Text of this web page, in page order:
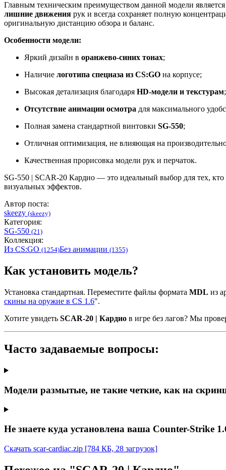
Главным техническим преимуществом данной модели
лишние движения рук и всегда сохраняет полную
оригинальную дистанцию обзора и баланс.
Особенности модели:
Яркий дизайн в оранжево-синих тонах;
Наличие логотипа спецназа из CS:GO на корпусе;
Высокая детализация благодаря HD-модели и текстурам;
Отсутствие анимации осмотра для максимального
Полная замена стандартной винтовки SG-550;
Отличная оптимизация, не влияющая на
Качественная прорисовка модели рук и перчаток.
SG-550 | SCAR-20 Кардио — это идеальный выбор для тех,
визуальных эффектов.
Автор поста:
skeezy (skeezy)
Категория:
SG-550 (21)
Коллекция:
Из CS:GO (1254)Без анимации (1355)
Как установить модель?
Установка стандартная. Переместите файлы формата MDL из
скины на оружие в CS 1.6".
Хотите увидеть SCAR-20 | Кардио в игре без лагов? Мы
Часто задаваемые вопросы:
Модели размытые, не такие четкие, как на
Не знаете куда установлена ваша Counter-Strike
Скачать scar-cardiac.zip [784 КБ, 28 загрузок]